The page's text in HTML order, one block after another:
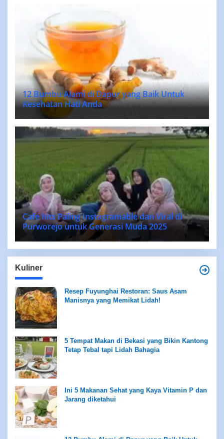
12 Bumbu Alami di Dapur yang Baik Untuk
Kesehatan Hati Anda
Cafe hits Paling Instagramable dan Viral di
Purworejo untuk Generasi Muda 2025
Kuliner
Resep Fuyunghai Restoran: Saus Asam
Manisnya yang Memikat Lidah!
5 Tempat Makan di Bekasi yang Bikin Kantong
Tetap Tebal tapi Lidah Bahagia
Ini 5 Makanan Sehat yang Kaya Vitamin P dan
Jarang diketahui